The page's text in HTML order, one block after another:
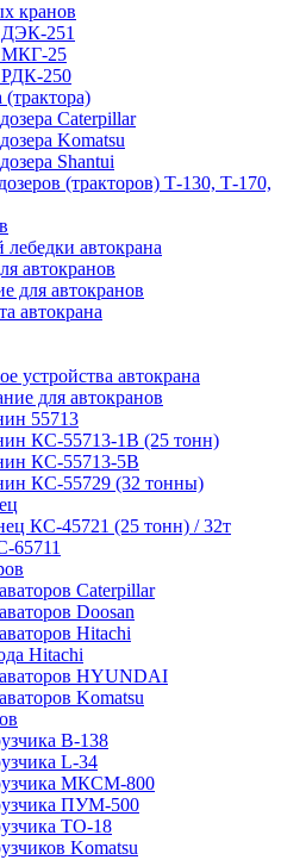
кранов
251
МКГ-25
250
(трактора)
Caterpillar
Komatsu
Shantui
(тракторов) Т-130, Т-170,
лебедки автокрана
автокранов
для автокранов
автокрана
устройства автокрана
для автокранов
55713
КС-55713-1В (25 тонн)
КС-55713-5В
КС-55729 (32 тонны)
КС-45721 (25 тонн) / 32т
65711
Caterpillar
Doosan
Hitachi
Hitachi
HYUNDAI
Komatsu
B-138
L-34
МКСМ-800
ПУМ-500
ТО-18
Komatsu